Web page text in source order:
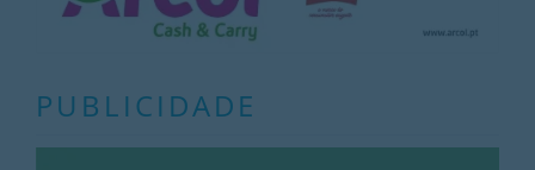
PUBLICIDADE